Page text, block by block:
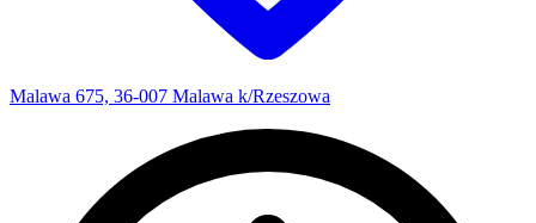
Malawa 675, 36-007 Malawa k/Rzeszowa